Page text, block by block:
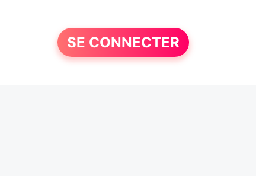
SE CONNECTER